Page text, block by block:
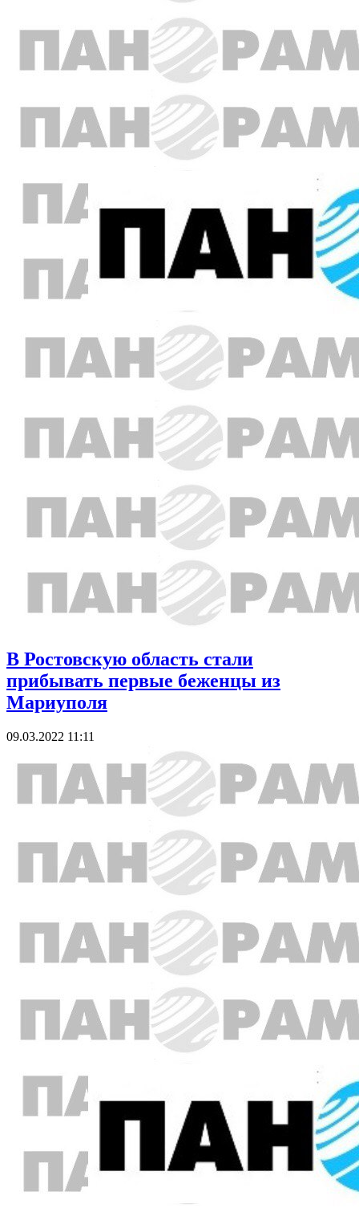
В Ростовскую область стали
прибывать первые беженцы из
Мариуполя
09.03.2022 11:11